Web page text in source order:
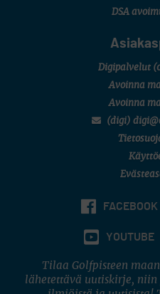
DSA
Digipalvelut
Avoinna
Avoinna
(digi)
FACEBOOK
YOUTUBE
Tilaa Golfpisteen
lähetettävä uutiskirje,